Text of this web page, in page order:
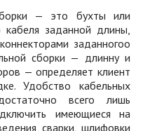
— это бухты или
кабеля заданной длины,
заданногоо
сборки — длинну и
— определяет клиент
Удобство кабельных
всего лишь
имеющиеся на
сварки, шлифовки